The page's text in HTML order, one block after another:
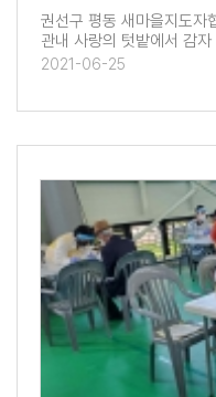
권선구 평동 새마을지도
관내 사랑의 텃밭에서 감
2021-06-25